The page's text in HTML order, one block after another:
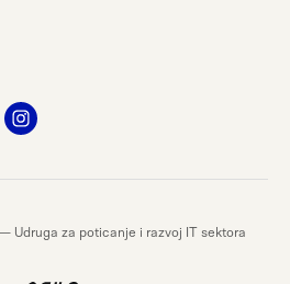
Udruga za poticanje i razvoj IT sektora